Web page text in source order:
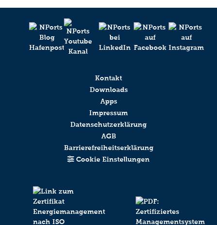
Kontakt
Downloads
Apps
Impressum
Datenschutzerklärung
AGB
Barrierefreiheitserklärung
Cookie Einstellungen